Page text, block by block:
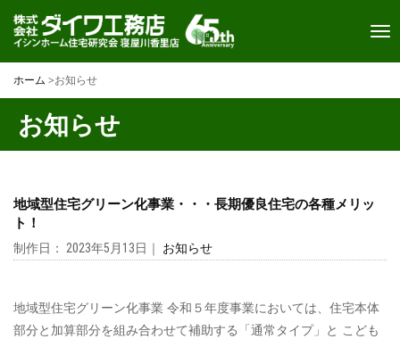
ホーム >お知らせ
お知らせ
地域型住宅グリーン化事業・・・長期優良住宅の各種メリッ
ト！
制作日： 2023年5月13日｜ お知らせ
地域型住宅グリーン化事業 令和５年度事業においては、住宅本体
部分と加算部分を組み合わせて補助する「通常タイプ」と こども